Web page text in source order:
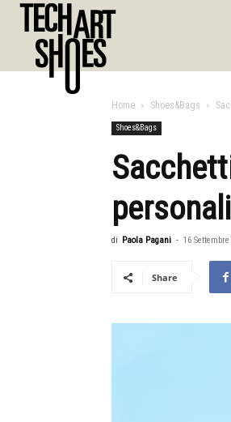
Home Shoes&Bags
Shoes&Bags
di Paola Pagani - 16 Settembre
Share